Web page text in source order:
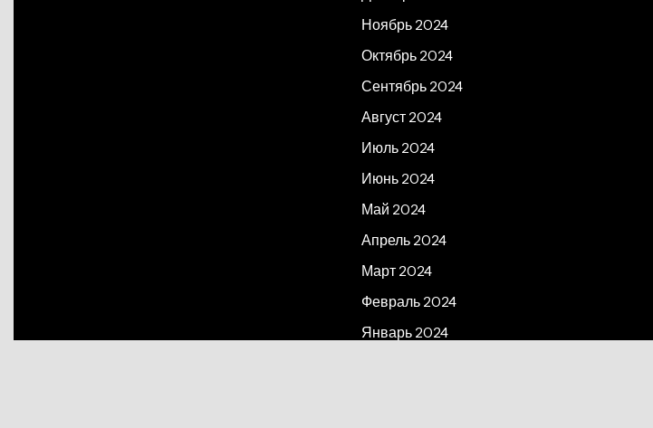
Ноябрь 2024
Октябрь 2024
Сентябрь 2024
Август 2024
Июль 2024
Июнь 2024
Май 2024
Апрель 2024
Март 2024
Февраль 2024
Январь 2024